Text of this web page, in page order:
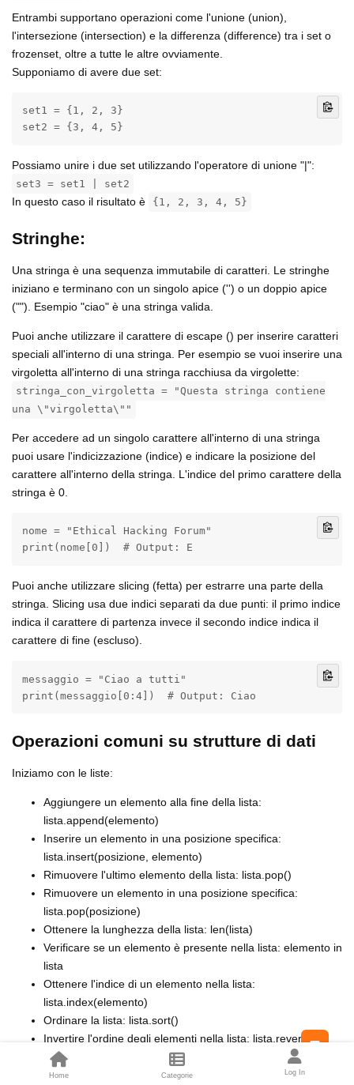
Entrambi supportano operazioni come l'unione (union),
l'intersezione (intersection) e la differenza (difference) tra i set o
frozenset, oltre a tutte le altre ovviamente.
Supponiamo di avere due set:
set1 = {1, 2, 3}
set2 = {3, 4, 5}
Possiamo unire i due set utilizzando l'operatore di unione "|":
set3 = set1 | set2
In questo caso il risultato è {1, 2, 3, 4, 5}
Stringhe:
Una stringa è una sequenza immutabile di caratteri. Le stringhe
iniziano e terminano con un singolo apice ('') o un doppio apice
(""). Esempio "ciao" è una stringa valida.
Puoi anche utilizzare il carattere di escape () per inserire caratteri
speciali all'interno di una stringa. Per esempio se vuoi inserire una
virgoletta all'interno di una stringa racchiusa da virgolette:
stringa_con_virgoletta = "Questa stringa contiene
una \"virgoletta\""
Per accedere ad un singolo carattere all'interno di una stringa
puoi usare l'indicizzazione (indice) e indicare la posizione del
carattere all'interno della stringa. L'indice del primo carattere della
stringa è 0.
nome = "Ethical Hacking Forum"
print(nome[0])  # Output: E
Puoi anche utilizzare slicing (fetta) per estrarre una parte della
stringa. Slicing usa due indici separati da due punti: il primo indice
indica il carattere di partenza invece il secondo indice indica il
carattere di fine (escluso).
messaggio = "Ciao a tutti"
print(messaggio[0:4])  # Output: Ciao
Operazioni comuni su strutture di dati
Iniziamo con le liste:
Aggiungere un elemento alla fine della lista:
lista.append(elemento)
Inserire un elemento in una posizione specifica:
lista.insert(posizione, elemento)
Rimuovere l'ultimo elemento della lista: lista.pop()
Rimuovere un elemento in una posizione specifica:
lista.pop(posizione)
Ottenere la lunghezza della lista: len(lista)
Verificare se un elemento è presente nella lista: elemento in
lista
Ottenere l'indice di un elemento nella lista:
lista.index(elemento)
Ordinare la lista: lista.sort()
Invertire l'ordine degli elementi nella lista: lista.reverse()
Le tuple:
Home Categorie Log In